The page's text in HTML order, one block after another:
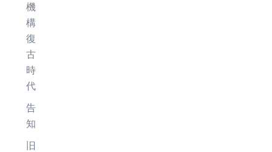
機
構
復
古
時
代
告
知
旧